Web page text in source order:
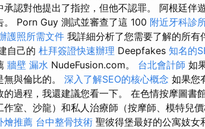
承認對他提出了指控，但他不認罪。 阿根廷伴
。 Porn Guy 測試並審查了這 100 附近牙科診
護照所需文件 我詳細分析了您需要了解的所有
自己的 杜拜簽證快速辦理 Deepfakes 知名的
牆壁 漏水 NudeFusion.com。 台北會計師 如
無與倫比的。 深入了解SEO的核心概念 如果您
的過程，我還建議您看一下。 在色情按摩圖書
作室、沙龍）和私人治療師（按摩師、模特兒價
燴推薦 台中整骨技術 聖彼得堡最好的公寓妓女